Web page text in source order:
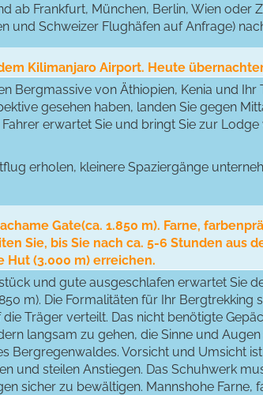
ab Frankfurt, München, Berlin, Wien oder
und Schweizer Flughäfen auf Anfrage)
Kilimanjaro Airport. Heute
Bergmassive von Äthiopien, Kenia und Ihr
gesehen haben, landen Sie gegen
erwartet Sie und bringt Sie zur
erholen, kleinere Spaziergänge
Gate(ca. 1.850 m). Farne,
Sie, bis Sie nach ca. 5-6 Stunden aus
Hut (3.000 m) erreichen.
und gute ausgeschlafen erwartet Sie
m). Die Formalitäten für Ihr Bergtrekking
Träger verteilt. Das nicht benötigte
langsam zu gehen, die Sinne und
Bergregenwaldes. Vorsicht und Umsicht
und steilen Anstiegen. Das Schuhwerk
sicher zu bewältigen. Mannshohe Farne,